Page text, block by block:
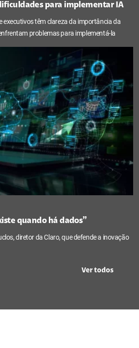
para implementar IA
têm clareza da importância da
problemas para implementá-la
quando há dados”
diretor da Claro, que defende a inovação
Ver todos